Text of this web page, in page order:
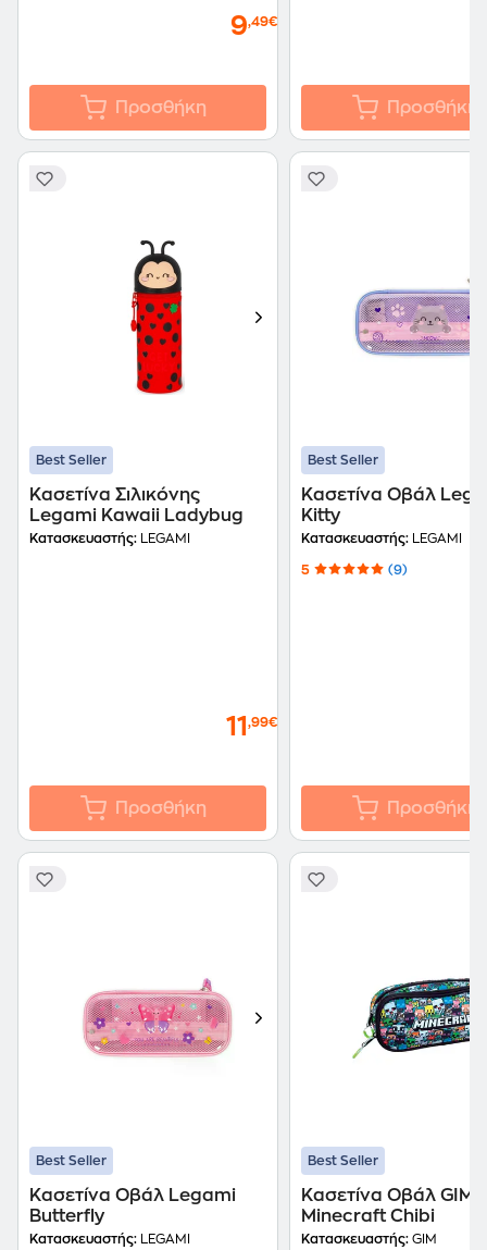
9,49€
Προσθήκη Προσθήκη
Best Seller
Κασετίνα Σιλικόνης
Legami Kawaii Ladybug
Κατασκευαστής: LEGAMI
11 ,99€
Προσθήκη
Best Seller
Κασετίνα Οβάλ
Kitty
Κατασκευαστής: LEGAMI
5 (9)
Προσθήκη
Best Seller
Κασετίνα Οβάλ Legami
Butterfly
Κατασκευαστής: LEGAMI
Best Seller
Κασετίνα Οβάλ GIM
Minecraft Chibi
Κατασκευαστής: GIM